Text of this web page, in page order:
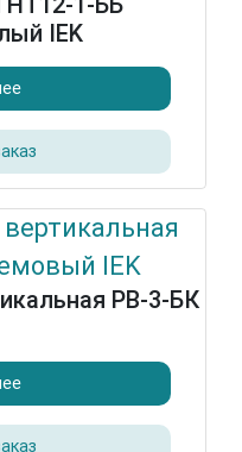
IEK
РВ-3-БК